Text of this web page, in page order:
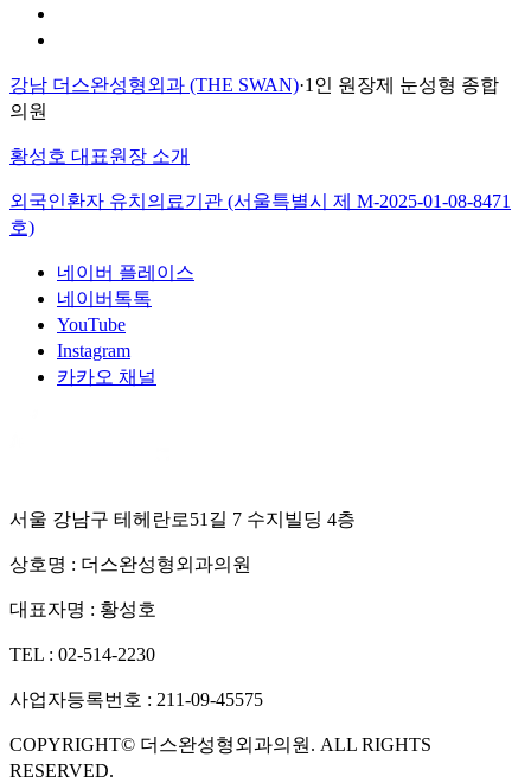
강남 더스완성형외과 (THE SWAN)·1인 원장제 눈성형 종합
의원
황성호 대표원장 소개
외국인환자 유치의료기관 (서울특별시 제 M-2025-01-08-8471
호)
네이버 플레이스
네이버톡톡
YouTube
Instagram
카카오 채널
서울 강남구 테헤란로51길 7 수지빌딩 4층
상호명 : 더스완성형외과의원
대표자명 : 황성호
TEL : 02-514-2230
사업자등록번호 : 211-09-45575
COPYRIGHT© 더스완성형외과의원 . ALL RIGHTS
RESERVED.